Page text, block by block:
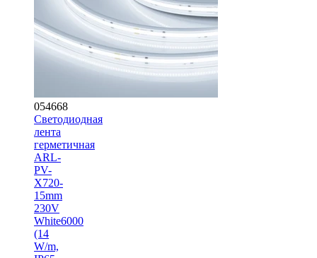
054668
Светодиодная
лента
герметичная
ARL-
PV-
X720-
15mm
230V
White6000
(14
W/m,